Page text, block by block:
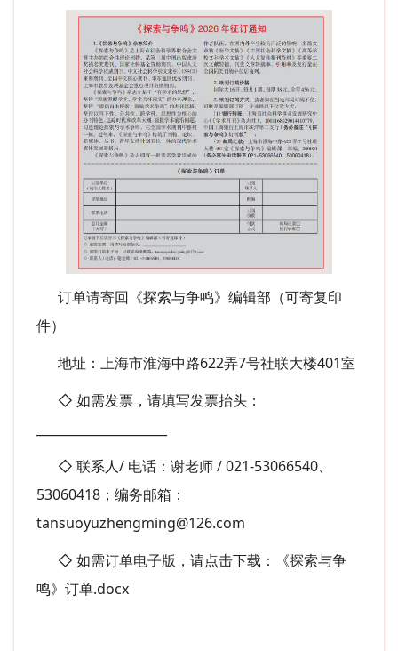
订单请寄回《探索与争鸣》编辑部（可寄复印
件）
地址：上海市淮海中路622弄7号社联大楼401室
◇ 如需发票，请填写发票抬头：
◇ 联系人/ 电话：谢老师 / 021-53066540、
53060418； 编务邮箱：
tansuoyuzhengming@126.com
◇ 如需订单电子版，请点击下载：
《探索与争
鸣》订单.docx